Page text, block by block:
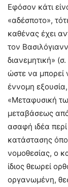
Εφόσον κάτι
«αδέσποτο»,
καθένας έχει
τον
διανεμητική»
ώστε να μπορεί
έννομη
«Μεταφυσική
μεταβάσεως
ασαφή ιδέα
κατάστασης
νομοθεσίας, ο
ίδιος θεωρεί
οργανωμένη,